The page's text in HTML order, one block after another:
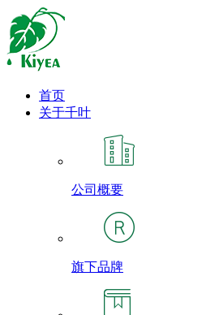
首页
关于千叶
公司概要
旗下品牌